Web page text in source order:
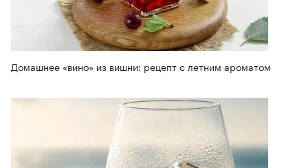
Домашнее «вино» из вишни: рецепт с летним ароматом